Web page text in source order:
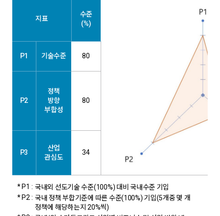
지표
수준
(%)
P1 기술수준 80
P2
정책
방향
부합성
80
P3
산업
관심도
34
* P1 : 국내외 선도기술 수준(100%) 대비 국내수준 기입
* P2 : 국내 정책 부합기준에 따른 수준(100%) 기입(5개중 몇 개
정책에 해당하는지 20%씩)